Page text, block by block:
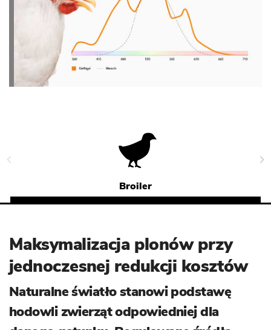
Broiler
Maksymalizacja plonów przy
jednoczesnej redukcji kosztów
Naturalne światło stanowi podstawę
hodowli zwierząt odpowiedniej dla